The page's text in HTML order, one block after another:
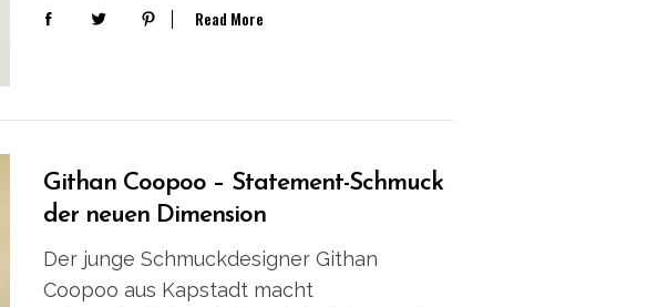
Read More
Githan Coopoo – Statement-Schmuck
der neuen Dimension
Der junge Schmuckdesigner Githan
Coopoo aus Kapstadt macht